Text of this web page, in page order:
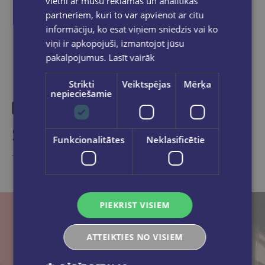
Share on social networks:
Similar products
Take a look
partneriem, kuri to var apvienot ar citu
informāciju, ko esat viņiem sniedzis vai ko
viņi ir apkopojuši, izmantojot jūsu
pakalpojumus. Lasīt vairāk
Strikti
nepieciešamie
Veiktspējas Mērķa
Funkcionalitātes Neklasificētie
PIEKRIST VISIEM
ATTEIKTIES NO VISIEM